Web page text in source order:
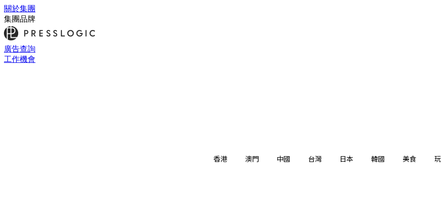
關於集團
集團品牌
廣告查詢
工作機會
香港 澳門 中國 台灣 日本 韓國 美食